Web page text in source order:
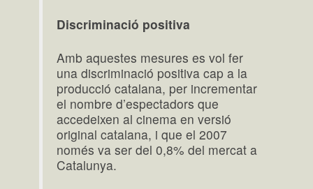
Discriminació positiva
Amb aquestes mesures es vol fer
una discriminació positiva cap a la
producció catalana, per incrementar
el nombre d’espectadors que
accedeixen al cinema en versió
original catalana, i que el 2007
només va ser del 0,8% del mercat a
Catalunya.